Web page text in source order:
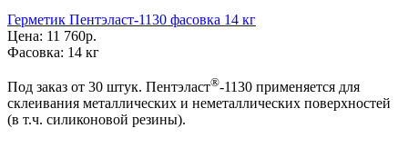
Герметик Пентэласт-1130 фасовка 14 кг
Цена: 11 760р.
Фасовка: 14 кг
Под заказ от 30 штук. Пентэласт®-1130 применяется для
склеивания металлических и неметаллических поверхностей
(в т.ч. силиконовой резины).